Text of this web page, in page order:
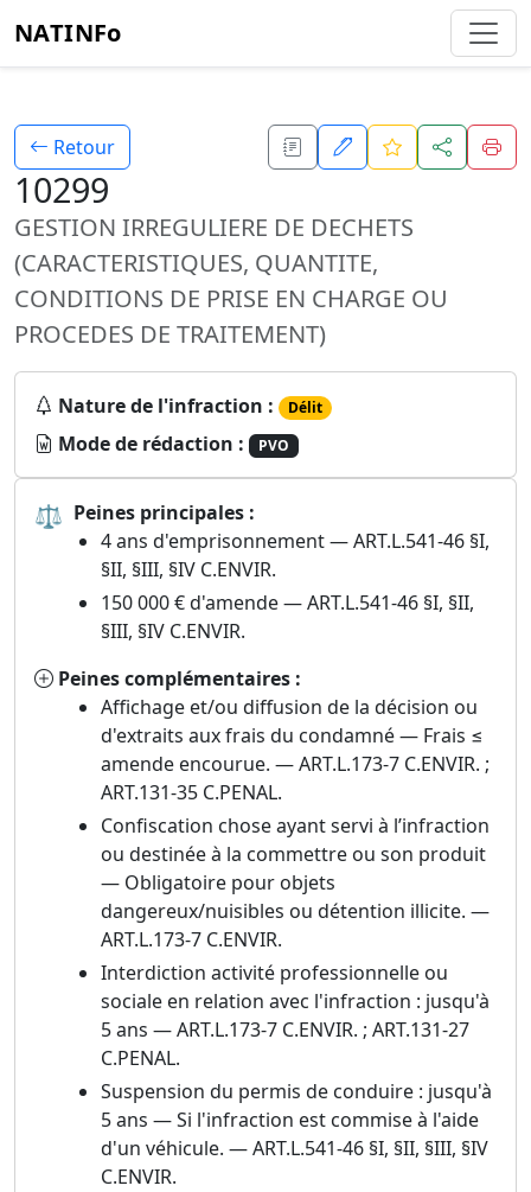
NATINFo
Retour
10299
GESTION IRREGULIERE DE DECHETS
(CARACTERISTIQUES, QUANTITE,
CONDITIONS DE PRISE EN CHARGE OU
PROCEDES DE TRAITEMENT)
Nature de l'infraction : Délit
Mode de rédaction : PVO
⚖ Peines principales :
4 ans d'emprisonnement — ART.L.541-46 §I,
§II, §III, §IV C.ENVIR.
150 000 € d'amende — ART.L.541-46 §I, §II,
§III, §IV C.ENVIR.
Peines complémentaires :
Affichage et/ou diffusion de la décision ou
d'extraits aux frais du condamné — Frais ≤
amende encourue. — ART.L.173-7 C.ENVIR. ;
ART.131-35 C.PENAL.
Confiscation chose ayant servi à l’infraction
ou destinée à la commettre ou son produit
— Obligatoire pour objets
dangereux/nuisibles ou détention illicite. —
ART.L.173-7 C.ENVIR.
Interdiction activité professionnelle ou
sociale en relation avec l'infraction : jusqu'à
5 ans — ART.L.173-7 C.ENVIR. ; ART.131-27
C.PENAL.
Suspension du permis de conduire : jusqu'à
5 ans — Si l'infraction est commise à l'aide
d'un véhicule. — ART.L.541-46 §I, §II, §III, §IV
C.ENVIR.